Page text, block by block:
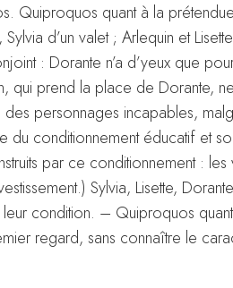
Quiproquos quant à la
d’un valet ; Arlequin et
: Dorante n’a d’yeux que
qui prend la place de Dorante,
personnages incapables,
du conditionnement éducatif et
par ce conditionnement : les
Sylvia, Lisette,
condition. – Quiproquos
regard, sans connaître le